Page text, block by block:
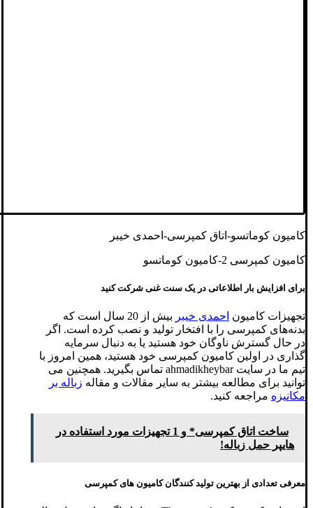
کامیون کوماتسو-اتاق کمپرسی-احمدی خیبر
کامیون کمپرسی 2-کامیون کوماتسو
برای افزایش بار اطلاعاتی در یک سنت غنی شرکت کنید
تجهیزات کامیون احمدی خیبر
بیش از 20 سال است که
بدنه‌های کمپرسی را با افتخار تولید و نصب کرده است. اگر
در حال گسترش ناوگان خود هستید یا به دنبال سرمایه
گذاری در اولین کامیون کمپرسی خود هستید، همین امروز با
تیم ما در سایت ahmadikheybar تماس بگیرید. همچنین می
توانید برای مطالعه بیشتر به سایر مقالات و مقاله زباله بر
مکانیزه مراجعه کنید.
ساخت اتاق کمپرسی* و 1 تجهیزات مورد استفاده در
هایپر حمل زباله!
معرفی تعدادی از بهترین تولید کنندگان کامیون های کمپرسی